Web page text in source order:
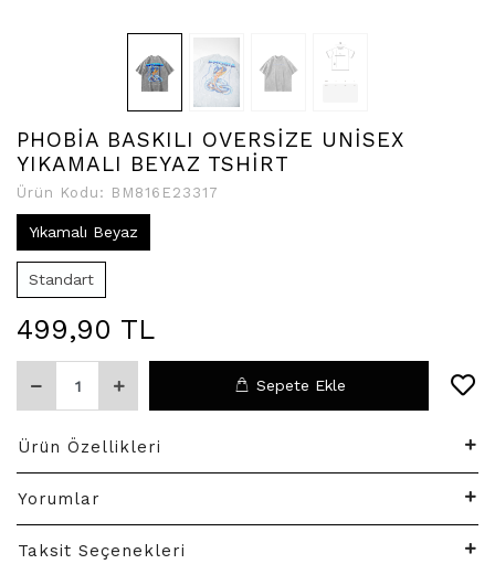
PHOBİA BASKILI OVERSİZE UNİSEX
YIKAMALI BEYAZ TSHİRT
Ürün Kodu: BM816E23317
Yıkamalı Beyaz
Standart
499,90 TL
Sepete Ekle
Ürün Özellikleri
Yorumlar
Taksit Seçenekleri